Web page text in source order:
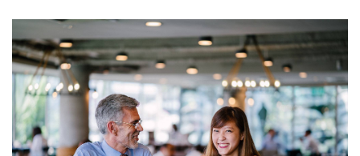
NASCHOLINGEN
DOSSIER
ENQUÊTES
NHG
LHV
OPINIE